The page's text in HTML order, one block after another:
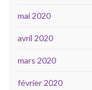
mai 2020
avril 2020
mars 2020
février 2020